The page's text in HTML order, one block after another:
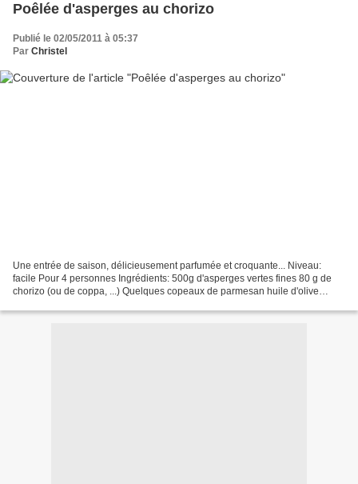
Poêlée d'asperges au chorizo
Publié le 02/05/2011 à 05:37
Par Christel
Une entrée de saison, délicieusement parfumée et croquante... Niveau:
facile Pour 4 personnes Ingrédients: 500g d'asperges vertes fines 80 g de
chorizo (ou de coppa, ...) Quelques copeaux de parmesan huile d'olive